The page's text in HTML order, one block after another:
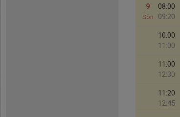
9
Sön
08:00
09:20
10:00
11:00
11:00
12:30
11:20
12:45